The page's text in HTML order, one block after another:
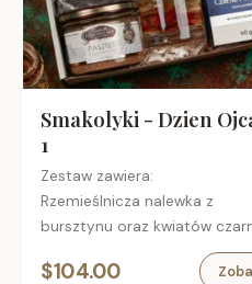
Smakolyki - Dzien
1
Zestaw zawiera:
Rzemieślnicza nalewka z
bursztynu oraz kwiatów
Podgrzybki brunatne
$104.00